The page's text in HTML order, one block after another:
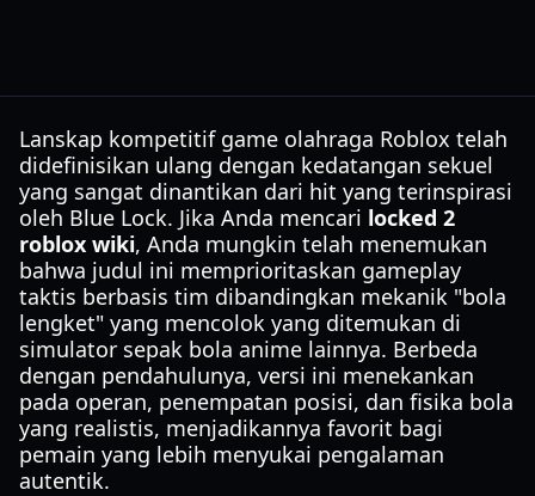
Lanskap kompetitif game olahraga Roblox telah
didefinisikan ulang dengan kedatangan sekuel
yang sangat dinantikan dari hit yang terinspirasi
oleh Blue Lock. Jika Anda mencari locked 2
roblox wiki, Anda mungkin telah menemukan
bahwa judul ini memprioritaskan gameplay
taktis berbasis tim dibandingkan mekanik "bola
lengket" yang mencolok yang ditemukan di
simulator sepak bola anime lainnya. Berbeda
dengan pendahulunya, versi ini menekankan
pada operan, penempatan posisi, dan fisika bola
yang realistis, menjadikannya favorit bagi
pemain yang lebih menyukai pengalaman
autentik.